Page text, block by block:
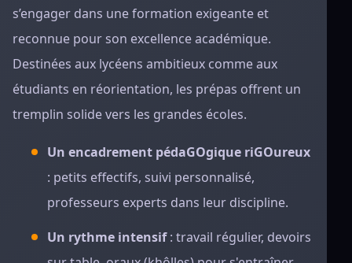
s’engager dans une formation exigeante et
reconnue pour son excellence académique.
Destinées aux lycéens ambitieux comme aux
étudiants en réorientation, les prépas offrent un
tremplin solide vers les grandes écoles.
Un encadrement pédaGOgique riGOureux
: petits effectifs, suivi personnalisé,
professeurs experts dans leur discipline.
Un rythme intensif: travail régulier, devoirs